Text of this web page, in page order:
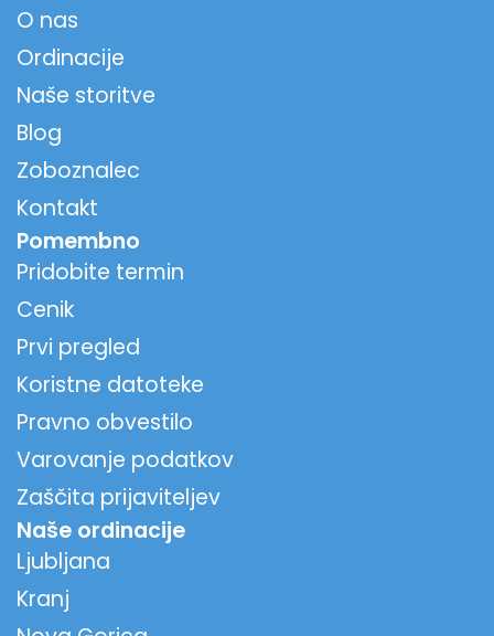
O nas
Ordinacije
Naše storitve
Blog
Zoboznalec
Kontakt
Pomembno
Pridobite termin
Cenik
Prvi pregled
Koristne datoteke
Pravno obvestilo
Varovanje podatkov
Zaščita prijaviteljev
Naše ordinacije
Ljubljana
Kranj